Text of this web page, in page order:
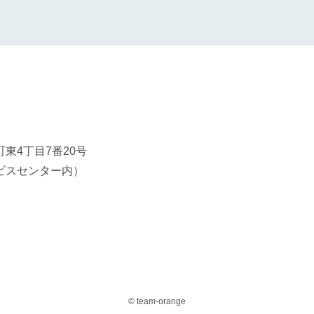
東4丁目7番20号
センター内）
© team-orange